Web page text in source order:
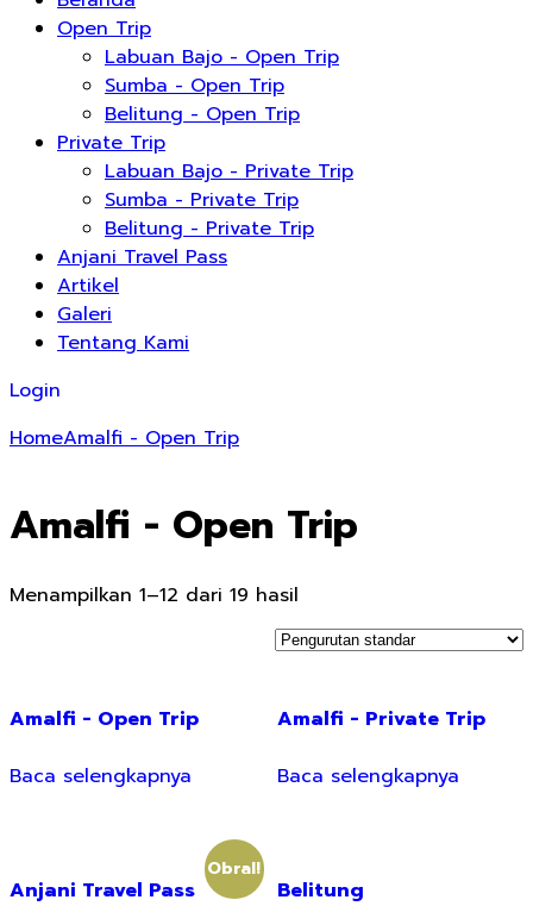
Open Trip
Labuan Bajo - Open Trip
Sumba - Open Trip
Belitung - Open Trip
Private Trip
Labuan Bajo - Private Trip
Sumba - Private Trip
Belitung - Private Trip
Anjani Travel Pass
Artikel
Galeri
Tentang Kami
Login
HomeAmalfi - Open Trip
Amalfi - Open Trip
Menampilkan 1–12 dari 19 hasil
Amalfi - Open Trip
Baca selengkapnya
Amalfi - Private Trip
Baca selengkapnya
Obral!
Anjani Travel Pass
Belitung